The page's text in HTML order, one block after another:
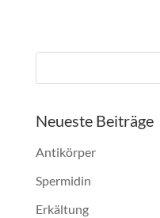
Neueste Beiträge
Antikörper
Spermidin
Erkältung